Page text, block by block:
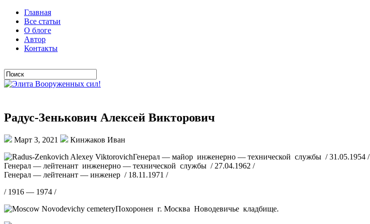
Главная
Все статьи
О блоге
Автор
Контакты
Радус-Зенькович Алексей Викторович
Март 3, 2021
Кинжаков Иван
Генерал — майор инженерно — технической службы / 31.05.1954 /
Генерал — лейтенант инженерно — технической службы / 27.04.1962 /
Генерал — лейтенант — инженер / 18.11.1971 /
/ 1916 — 1974 /
Похоронен г. Москва Новодевичье кладбище.